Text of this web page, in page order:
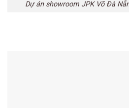
Dự án showroom JPK Võ Đà